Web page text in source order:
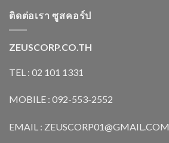
ติดต่อเรา ซูสคอร์ป
ZEUSCORP.CO.TH
TEL : 02 101 1331
MOBILE : 092-553-2552
EMAIL : ZEUSCORP01@GMAIL.COM